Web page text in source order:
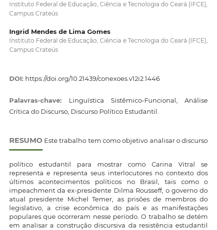
Instituto Federal de Educação, Ciência e Tecnologia do Ceará (IFCE),
Campus Crateús
Ingrid Mendes de Lima Gomes
Instituto Federal de Educação, Ciência e Tecnologia do Ceará (IFCE),
Campus Crateús
DOI: https://doi.org/10.21439/conexoes.v12i2.1446
Palavras-chave: Linguística Sistêmico-Funcional, Análise
Crítica do Discurso, Discurso Político Estudantil.
RESUMO Este trabalho tem como objetivo analisar o discurso
político estudantil para mostrar como Carina Vitral se
representa e representa seus interlocutores no contexto dos
últimos acontecimentos políticos no Brasil, tais como o
impeachment da ex-presidente Dilma Rousseff, o governo do
atual presidente Michel Temer, as prisões de membros do
legislativo, a crise econômica do país e as manifestações
populares que ocorreram nesse período. O trabalho se detém
em analisar a construção discursiva da resistência estudantil